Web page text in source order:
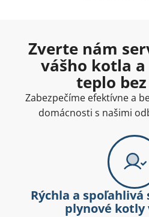
Zverte nám
vášho kotla
teplo
Zabezpečíme efektívne a
domácnosti s našimi
Rýchla a spoľahlivá
plynové kotly